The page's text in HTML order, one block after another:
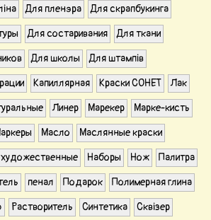
Для пленэра Для скрапбукинга
Для состаривания Для ткани
Для школы Для штампів
Капиллярная Краски СОНЕТ Лак
Линер Марекер Марке-кисть
Масло Маслянные краски
художественные Наборы Нож Палитра
пенал Подарок Полимерная глина
Растворитель Синтетика Сквізер